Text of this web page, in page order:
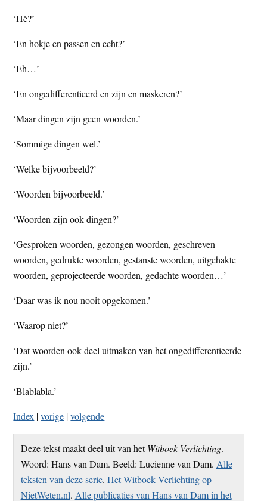
‘Hè?’
‘En hokje en passen en echt?’
‘Eh…’
‘En ongedifferentieerd en zijn en maskeren?’
‘Maar dingen zijn geen woorden.’
‘Sommige dingen wel.’
‘Welke bijvoorbeeld?’
‘Woorden bijvoorbeeld.’
‘Woorden zijn ook dingen?’
‘Gesproken woorden, gezongen woorden, geschreven
woorden, gedrukte woorden, gestanste woorden, uitgehakte
woorden, geprojecteerde woorden, gedachte woorden…’
‘Daar was ik nou nooit opgekomen.’
‘Waarop niet?’
‘Dat woorden ook deel uitmaken van het ongedifferentieerde
zijn.’
‘Blablabla.’
Index |vorige |volgende
Deze tekst maakt deel uit van hetWitboek Verlichting.
Woord: Hans van Dam. Beeld: Lucienne van Dam. Alle
teksten van deze serie. Het Witboek Verlichting op
NietWeten.nl. Alle publicaties van Hans van Dam in het